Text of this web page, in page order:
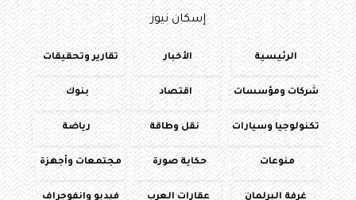
إسكان نيوز
الرئيسية الأخبار تقارير وتحقيقات
شركات ومؤسسات اقتصاد بنوك
تكنولوجيا وسيارات نقل وطاقة رياضة
منوعات حكاية صورة مجتمعات وأجهزة
غرفة البرلمان عقارات العرب فيديو وانفوجراف